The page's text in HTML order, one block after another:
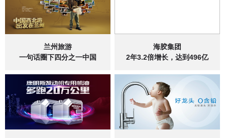
兰州旅游
一句话圈下四分之一中国
海胶集团
2年3.2倍增长，达到496亿